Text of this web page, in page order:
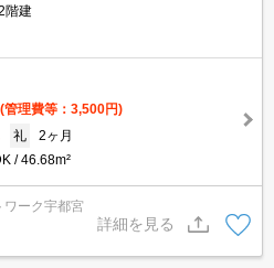
階建
(管理費等：3,500円)
礼
2ヶ月
46.68m²
ワーク宇都宮
詳細を見る